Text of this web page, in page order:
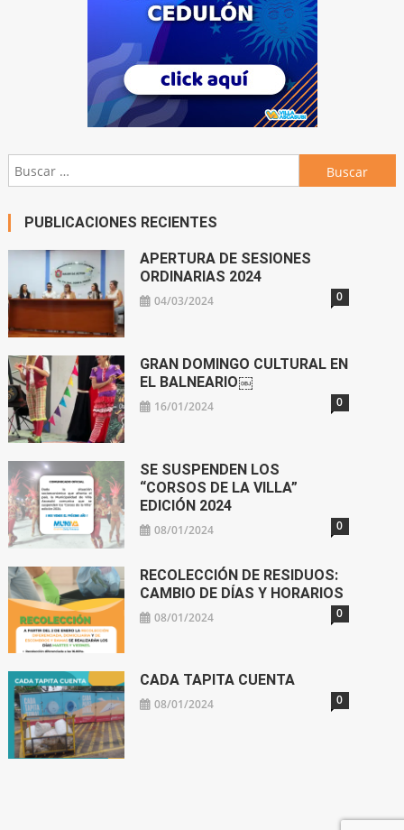
Buscar:
PUBLICACIONES RECIENTES
APERTURA DE SESIONES
ORDINARIAS 2024
04/03/2024 0
GRAN DOMINGO CULTURAL EN
EL BALNEARIO￼
16/01/2024 0
SE SUSPENDEN LOS
“CORSOS DE LA VILLA”
EDICIÓN 2024
08/01/2024 0
RECOLECCIÓN DE RESIDUOS:
CAMBIO DE DÍAS Y HORARIOS
08/01/2024 0
CADA TAPITA CUENTA
08/01/2024 0